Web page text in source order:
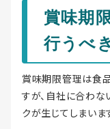
賞味期
行うべ
賞味期限管理は食
すが、自社に合わな
クが生じてしまいま